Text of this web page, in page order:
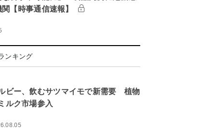
【時事通信速報】
ンキング
ビー、飲むサツマイモで新需要 植物
ルク市場参入